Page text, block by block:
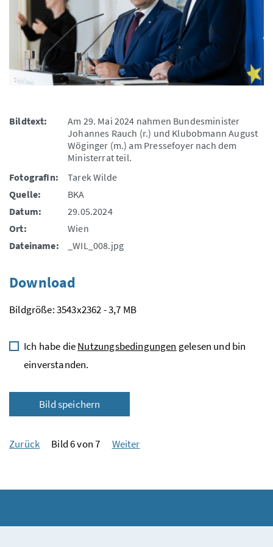
Bildtext:
Am 29. Mai 2024 nahmen Bundesminister
Johannes Rauch (r.) und Klubobmann August
Wöginger (m.) am Pressefoyer nach dem
Ministerrat teil.
FotografIn:
Tarek Wilde
Quelle:
BKA
Datum:
29.05.2024
Ort:
Wien
Dateiname:
_WIL_008.jpg
Download
Bildgröße: 3543x2362 - 3,7 MB
Ich habe dieNutzungsbedingungen gelesen und bin
einverstanden.
Bild speichern
Zurück Bild 6 von 7 Weiter